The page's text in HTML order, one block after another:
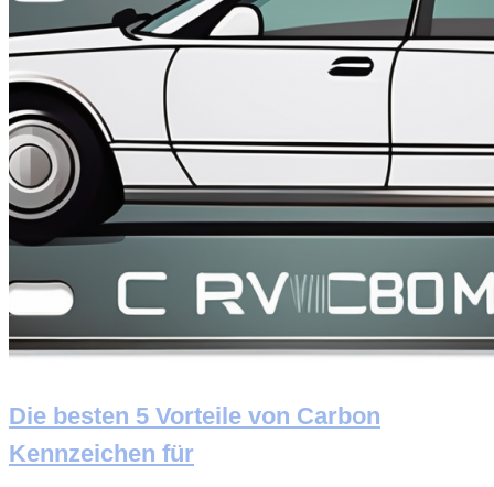
Die besten 5 Vorteile von Carbon
Kennzeichen für